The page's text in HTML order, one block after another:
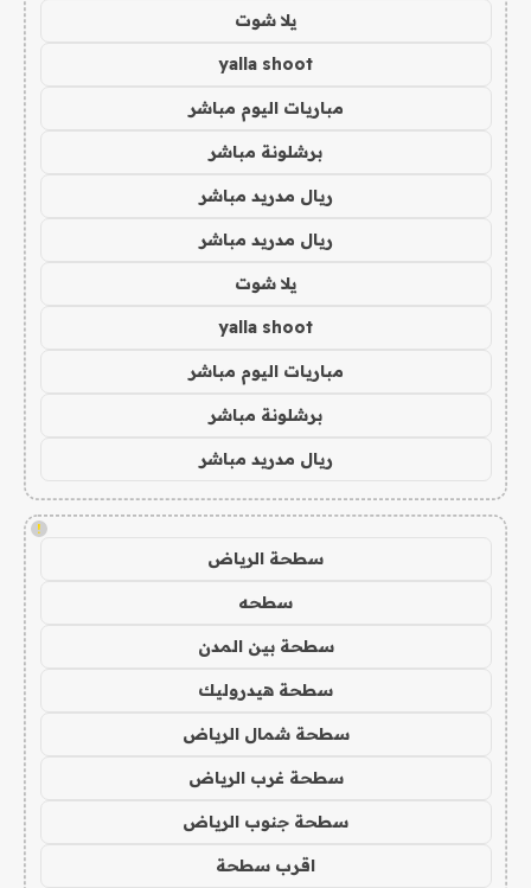
يلا شوت
yalla shoot
مباريات اليوم مباشر
برشلونة مباشر
ريال مدريد مباشر
ريال مدريد مباشر
يلا شوت
yalla shoot
مباريات اليوم مباشر
برشلونة مباشر
ريال مدريد مباشر
!
سطحة الرياض
سطحه
سطحة بين المدن
سطحة هيدروليك
سطحة شمال الرياض
سطحة غرب الرياض
سطحة جنوب الرياض
اقرب سطحة